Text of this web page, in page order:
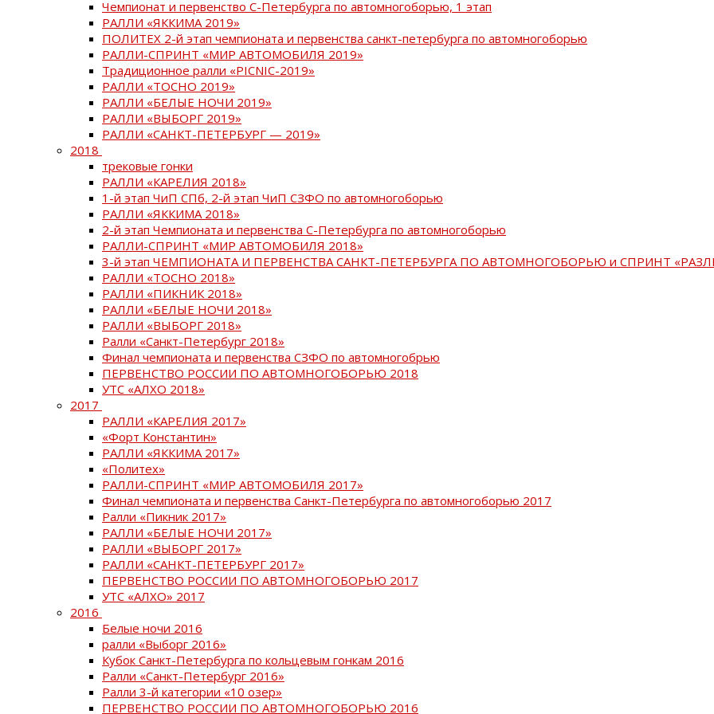
Чемпионат и первенство С-Петербурга по автомногоборью, 1 этап
РАЛЛИ «ЯККИМА 2019»
ПОЛИТЕХ 2-й этап чемпионата и первенства санкт-петербурга по автомногоборью
РАЛЛИ-СПРИНТ «МИР АВТОМОБИЛЯ 2019»
Традиционное ралли «PICNIC-2019»
РАЛЛИ «ТОСНО 2019»
РАЛЛИ «БЕЛЫЕ НОЧИ 2019»
РАЛЛИ «ВЫБОРГ 2019»
РАЛЛИ «САНКТ-ПЕТЕРБУРГ — 2019»
2018
трековые гонки
РАЛЛИ «КАРЕЛИЯ 2018»
1-й этап ЧиП СПб, 2-й этап ЧиП СЗФО по автомногоборью
РАЛЛИ «ЯККИМА 2018»
2-й этап Чемпионата и первенства С-Петербурга по автомногоборью
РАЛЛИ-СПРИНТ «МИР АВТОМОБИЛЯ 2018»
3-й этап ЧЕМПИОНАТА И ПЕРВЕНСТВА САНКТ-ПЕТЕРБУРГА ПО АВТОМНОГОБОРЬЮ и СПРИНТ
РАЛЛИ «ТОСНО 2018»
РАЛЛИ «ПИКНИК 2018»
РАЛЛИ «БЕЛЫЕ НОЧИ 2018»
РАЛЛИ «ВЫБОРГ 2018»
Ралли «Санкт-Петербург 2018»
Финал чемпионата и первенства СЗФО по автомногобрью
ПЕРВЕНСТВО РОССИИ ПО АВТОМНОГОБОРЬЮ 2018
УТС «АЛХО 2018»
2017
РАЛЛИ «КАРЕЛИЯ 2017»
«Форт Константин»
РАЛЛИ «ЯККИМА 2017»
«Политех»
РАЛЛИ-СПРИНТ «МИР АВТОМОБИЛЯ 2017»
Финал чемпионата и первенства Санкт-Петербурга по автомногоборью 2017
Ралли «Пикник 2017»
РАЛЛИ «БЕЛЫЕ НОЧИ 2017»
РАЛЛИ «ВЫБОРГ 2017»
РАЛЛИ «САНКТ-ПЕТЕРБУРГ 2017»
ПЕРВЕНСТВО РОССИИ ПО АВТОМНОГОБОРЬЮ 2017
УТС «АЛХО» 2017
2016
Белые ночи 2016
ралли «Выборг 2016»
Кубок Санкт-Петербурга по кольцевым гонкам 2016
Ралли «Санкт-Петербург 2016»
Ралли 3-й категории «10 озер»
ПЕРВЕНСТВО РОССИИ ПО АВТОМНОГОБОРЬЮ 2016